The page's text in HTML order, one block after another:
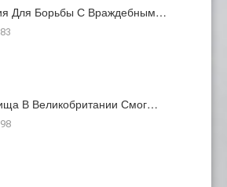
Для Борьбы С Враждебным…
В Великобритании Смог…